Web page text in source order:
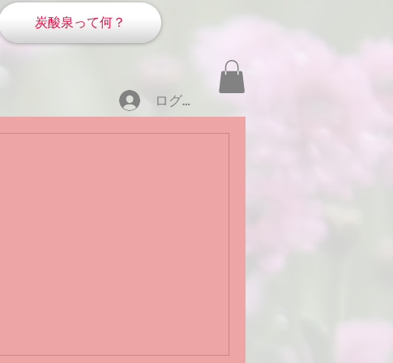
炭酸泉って何？
ログイン